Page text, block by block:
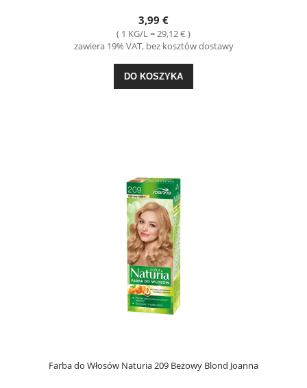
3,99 €
( 1 KG/L = 29,12 € )
zawiera 19% VAT, bez kosztów dostawy
DO KOSZYKA
Farba do Włosów Naturia 209 Beżowy Blond Joanna